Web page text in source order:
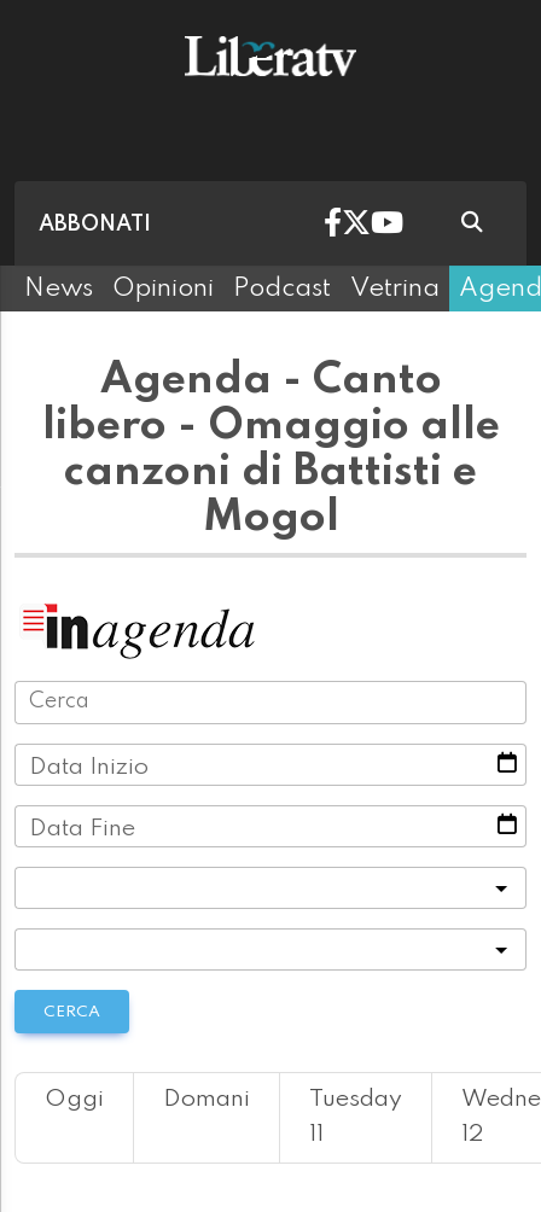
ABBONATI
News Opinioni Podcast Vetrina
Agenda - Canto
libero - Omaggio alle
canzoni di Battisti e
Mogol
Data Inizio
Data Fine
CERCA
Oggi Domani
Tuesday
11
12